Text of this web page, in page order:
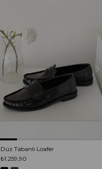
Düz Tabanlı Loafer
₺1.259,90